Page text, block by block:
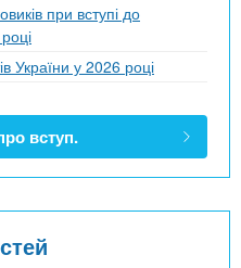
при вступі до
України у 2026 році
вступ.